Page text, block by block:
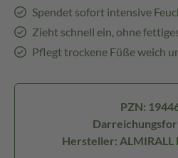
Spendet sofort intensive
Zieht schnell ein, ohne
Pflegt trockene Füße weich
PZN:
Hersteller: ALMIRALL